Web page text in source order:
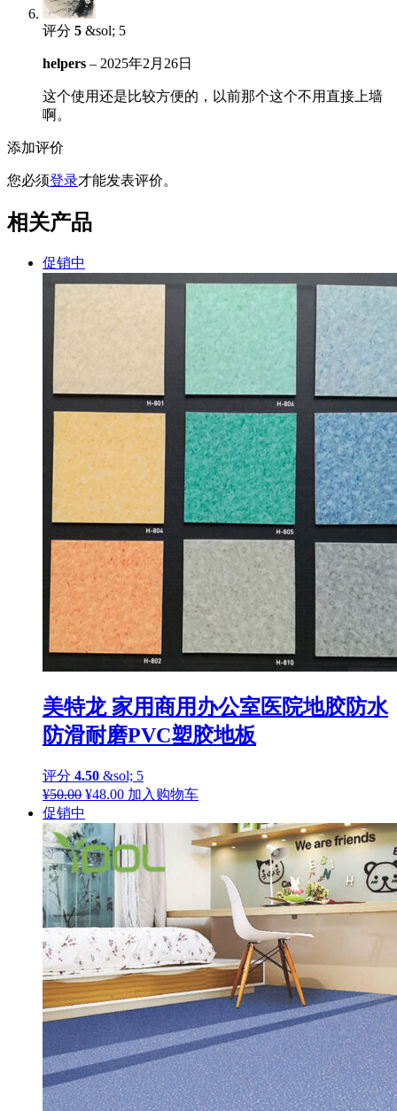
评分 5 &sol; 5
helpers – 2025年2月26日
这个使用还是比较方便的，以前那个这个不用直接上墙
啊。
添加评价
您必须登录才能发表评价。
相关产品
促销中
美特龙 家用商用办公室医院地胶防水
防滑耐磨PVC塑胶地板
评分 4.50 &sol; 5
¥50.00 原
为：
¥50.00。
¥48.00当
价
格
为：
¥48.00。
加入购物车
促销中